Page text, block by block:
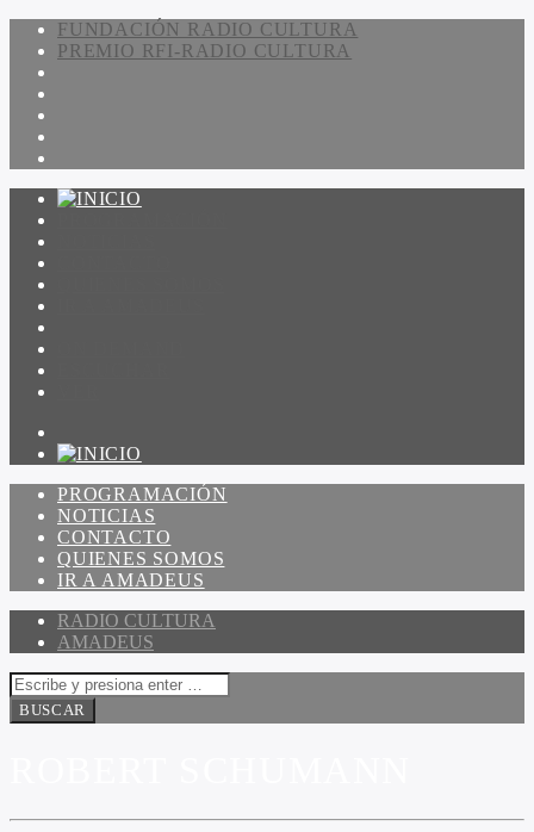
FUNDACIÓN RADIO CULTURA
PREMIO RFI-RADIO CULTURA
PROGRAMACIÓN
NOTICIAS
CONTACTO
QUIENES SOMOS
IR A AMADEUS
RADIO CULTURA
AMADEUS